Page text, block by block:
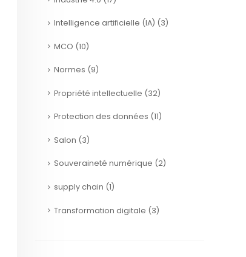
Intelligence artificielle (IA) (3)
MCO (10)
Normes (9)
Propriété intellectuelle (32)
Protection des données (11)
Salon (3)
Souveraineté numérique (2)
supply chain (1)
Transformation digitale (3)